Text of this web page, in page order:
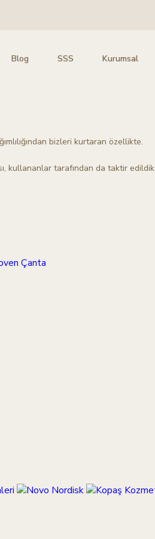
Blog SSS Kurumsal
bizleri kurtaran özellikte.
kullananlar tarafından da taktir
Çanta